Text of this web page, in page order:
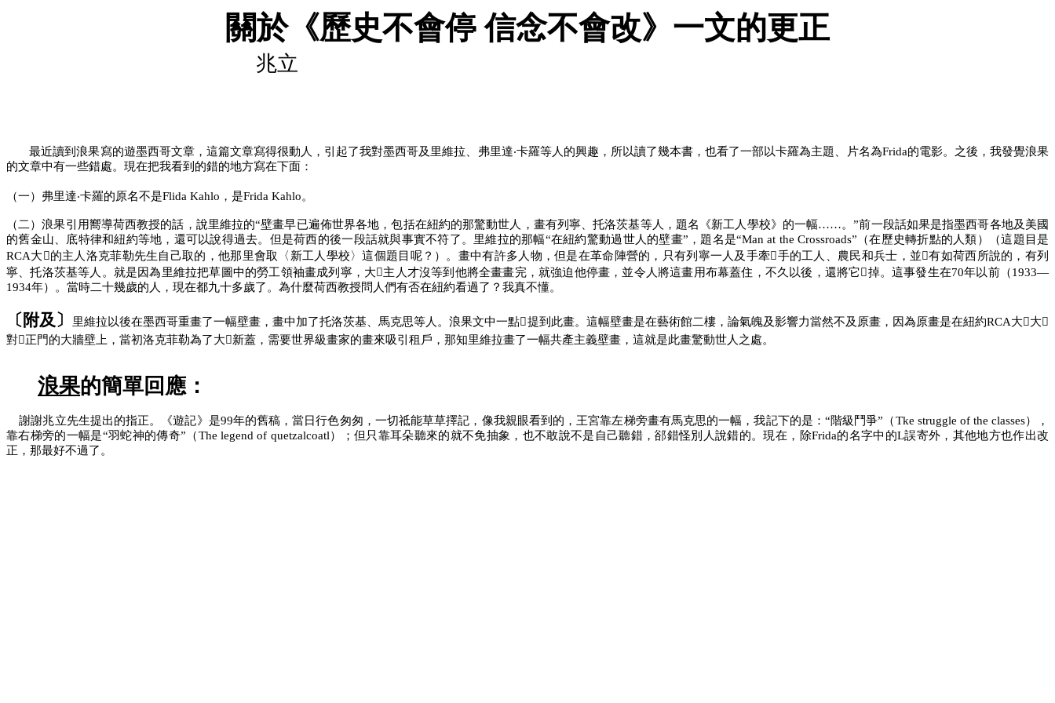
關於《歷史不會停 信念不會改》一文的更正
兆立
最近讀到浪果寫的遊墨西哥文章，這篇文章寫得很動人，引起了我對墨西哥及里維拉、弗里達‧卡羅等人的興趣，所以讀了幾本書，也看了一部以卡羅為主題、片名為Frida的電影。之後，我發覺浪果
的文章中有一些錯處。現在把我看到的錯的地方寫在下面：
（一）弗里達‧卡羅的原名不是Flida Kahlo，是Frida Kahlo。
（二）浪果引用嚮導荷西教授的話，說里維拉的“壁畫早已遍佈世界各地，包括在紐約的那驚動世人，畫有列寧、托洛茨基等人，題名《新工人學校》的一幅……。”前一段話如果是指墨西哥各地及美國
的舊金山、底特律和紐約等地，還可以說得過去。但是荷西的後一段話就與事實不符了。里維拉的那幅“在紐約驚動過世人的壁畫”，題名是“Man at the Crossroads”（在歷史轉折點的人類）（這題目是
RCA大的主人洛克菲勒先生自己取的，他那里會取〈新工人學校〉這個題目呢？）。畫中有許多人物，但是在革命陣營的，只有列寧一人及手牽手的工人、農民和兵士，並有如荷西所說的，有列
寧、托洛茨基等人。就是因為里維拉把草圖中的勞工領袖畫成列寧，大主人才沒等到他將全畫畫完，就強迫他停畫，並令人將這畫用布幕蓋住，不久以後，還將它掉。這事發生在70年以前（1933—
1934年）。當時二十幾歲的人，現在都九十多歲了。為什麼荷西教授問人們有否在紐約看過了？我真不懂。
〔附及〕 里維拉以後在墨西哥重畫了一幅壁畫，畫中加了托洛茨基、馬克思等人。浪果文中一點提到此畫。這幅壁畫是在藝術館二樓，論氣魄及影響力當然不及原畫，因為原畫是在紐約RCA大大
對正門的大牆壁上，當初洛克菲勒為了大新蓋，需要世界級畫家的畫來吸引租戶，那知里維拉畫了一幅共產主義壁畫，這就是此畫驚動世人之處。
浪果的簡單回應：
謝謝兆立先生提出的指正。《遊記》是99年的舊稿，當日行色匆匆，一切祗能草草擇記，像我親眼看到的，王宮靠左梯旁畫有馬克思的一幅，我記下的是：“階級鬥爭”（Tke struggle of the classes），
靠右梯旁的一幅是“羽蛇神的傳奇”（The legend of quetzalcoatl）；但只靠耳朵聽來的就不免抽象，也不敢說不是自己聽錯，郤錯怪別人說錯的。現在，除Frida的名字中的L誤寄外，其他地方也作出改
正，那最好不過了。